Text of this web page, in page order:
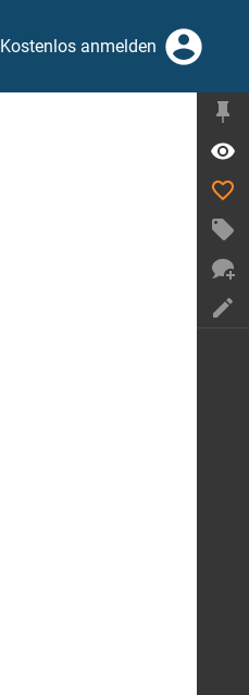
Kostenlos anmelden